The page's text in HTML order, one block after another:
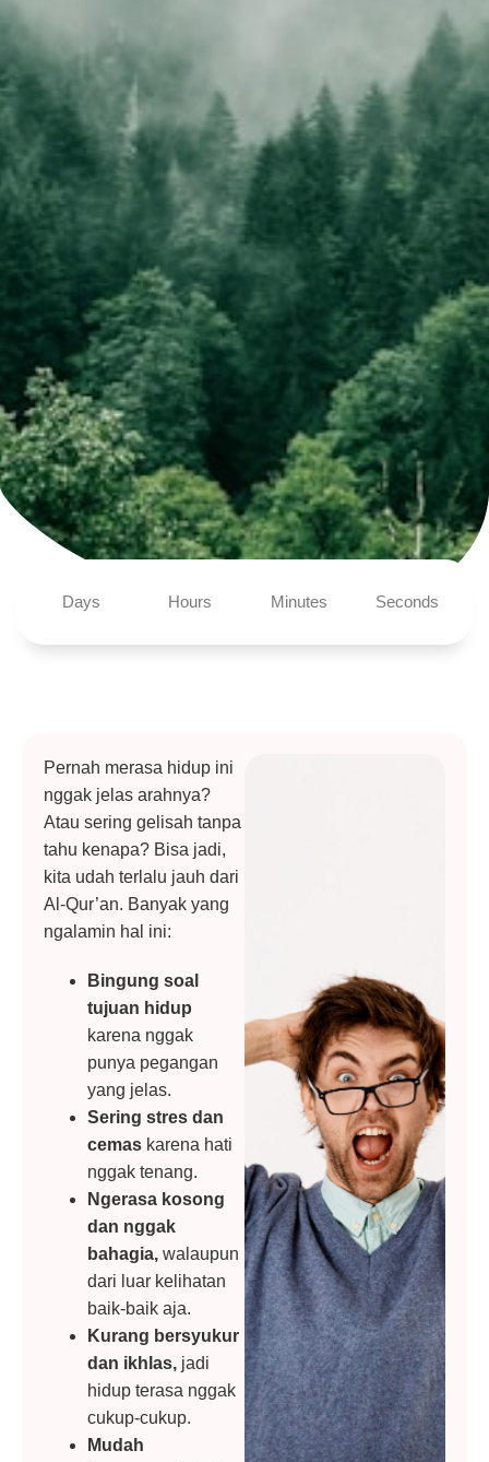
Days Hours Minutes Seconds
Pernah merasa hidup ini
nggak jelas arahnya?
Atau sering gelisah tanpa
tahu kenapa? Bisa jadi,
kita udah terlalu jauh dari
Al-Qur’an. Banyak yang
ngalamin hal ini:
Bingung soal
tujuan hidup
karena nggak
punya pegangan
yang jelas.
Sering stres dan
cemas karena hati
nggak tenang.
Ngerasa kosong
dan nggak
bahagia, walaupun
dari luar kelihatan
baik-baik aja.
Kurang bersyukur
dan ikhlas, jadi
hidup terasa nggak
cukup-cukup.
Mudah